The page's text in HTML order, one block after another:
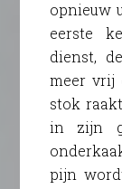
opnieuw
eerste
dienst,
meer vrij
stok
in zijn
pijn